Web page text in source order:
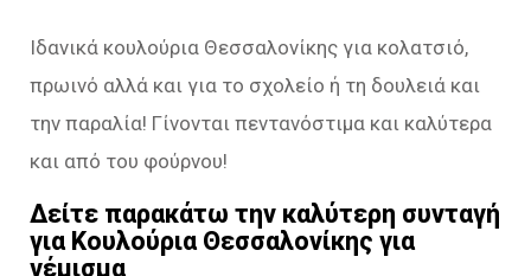
Ιδανικά κουλούρια Θεσσαλονίκης για κολατσιό,
πρωινό αλλά και για το σχολείο ή τη δουλειά και
την παραλία! Γίνονται πεντανόστιμα και καλύτερα
και από του φούρνου!
Δείτε παρακάτω την καλύτερη συνταγή
για Κουλούρια Θεσσαλονίκης για
γέμισμα